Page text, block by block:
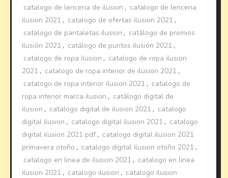
catalogo de lenceria de ilusion , catalogo de lenceria
ilusion 2021 , catalogo de ofertas ilusion 2021 ,
catalogo de pantaletas ilusion , catálogo de premios
ilusión 2021 , catálogo de puntos ilusión 2021 ,
catalogo de ropa ilusion , catalogo de ropa ilusion
2021 , catalogo de ropa interior de ilusion 2021 ,
catalogo de ropa interior ilusion 2021 , catalogo de
ropa interior marca ilusion , catálogo digital de
ilusion , catalogo digital de ilusion 2021 , catalogo
digital ilusion , catalogo digital ilusion 2021 , catalogo
digital ilusion 2021 pdf , catalogo digital ilusion 2021
primavera otoño , catalogo digital ilusion otoño 2021 ,
catalogo en linea de ilusion 2021 , catalogo en linea
ilusion 2021 , catalogo ilusion , catalogo ilusion